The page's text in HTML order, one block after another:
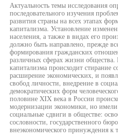
Актуальность темы исследования
последовательного изучения
развития страны на всех этапах
капитализма. Установление
населения, а также в видах его
должно быть направлено, прежде
формирования гражданских
различных сферах жизни общества.
капитализма происходит стирание
расширение экономических, и
свобод личности, внедрение в
демократических форм
половине XIX века в России
модернизации экономики, но имели
социальные сдвиги в обществе:
сословности, государственного
внеэкономического принуждения к